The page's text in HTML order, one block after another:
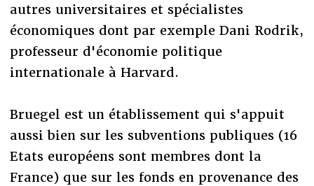
autres universitaires et spécialistes
économiques dont par exemple Dani Rodrik,
professeur d'économie politique
internationale à Harvard.
Bruegel est un établissement qui s'appuit
aussi bien sur les subventions publiques (16
Etats européens sont membres dont la
France) que sur les fonds en provenance des